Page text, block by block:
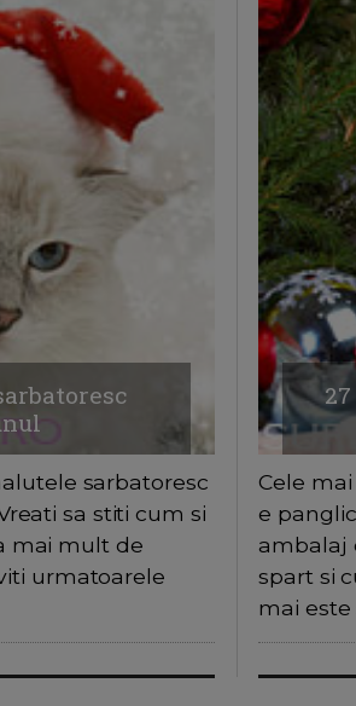
sarbatoresc
sa stiti cum si
mai mult de
urmatoarele
Cele
e
ambalaj
spart si
mai este